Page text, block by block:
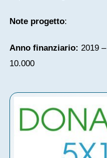
Note progetto:
Anno finanziario: 2019 –
10.000